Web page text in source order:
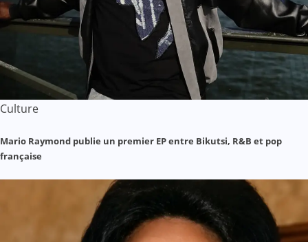
Culture
Mario Raymond publie un premier EP entre Bikutsi, R&B et pop
française